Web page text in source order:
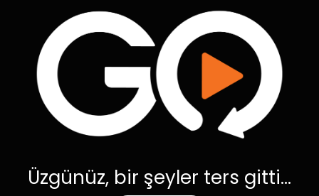
Üzgünüz, bir şeyler ters gitti...